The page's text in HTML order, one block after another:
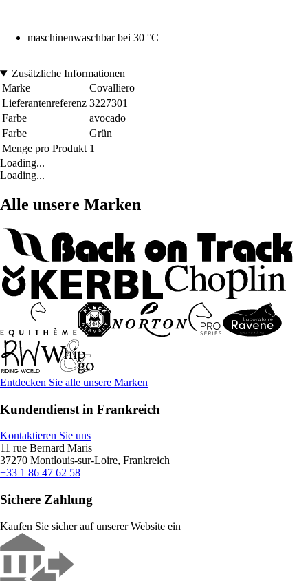
maschinenwaschbar bei 30 °C
Zusätzliche Informationen
Marke
Covalliero
Lieferantenreferenz 3227301
Farbe
avocado
Farbe
Grün
Menge pro Produkt 1
Loading...
Loading...
Alle unsere Marken
Entdecken Sie alle unsere Marken
Kundendienst in Frankreich
Kontaktieren Sie uns
11 rue Bernard Maris
37270 Montlouis-sur-Loire, Frankreich
+33 1 86 47 62 58
Sichere Zahlung
Kaufen Sie sicher auf unserer Website ein